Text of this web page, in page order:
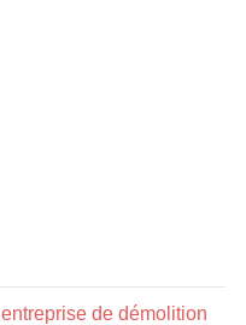
entreprise de démolition